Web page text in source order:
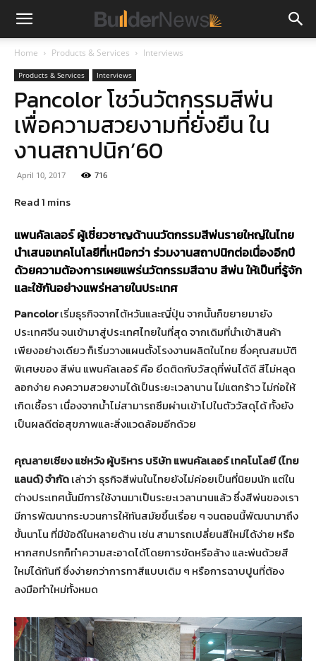
Home Products & Services Interviews
Products & Services Interviews
Pancolor โชว์นวัตกรรมสีพ่น
เพื่อความสวยงามที่ยั่งยืน ใน
งานสถาปนิก’60
April 10, 2017 716
แพนคัลเลอร์ ผู้เชี่ยวชาญด้านนวัตกรรมสีพ่นรายใหญ่ในไทย
นำเสนอเทคโนโลยีที่เหนือกว่า ร่วมงานสถาปนิกต่อเนื่องอีกปี
ด้วยความต้องการเผยแพร่นวัตกรรมสีฉาบ สีพ่น ให้เป็นที่รู้จัก
และใช้กันอย่างแพร่หลายในประเทศ
Pancolorเริ่มธุรกิจจากไต้หวันและญี่ปุ่น จากนั้นก็ขยายมายัง
ประเทศจีน จนเข้ามาสู่ประเทศไทยในที่สุด จากเดิมที่นำเข้าสินค้า
เพียงอย่างเดียว ก็เริ่มวางแผนตั้งโรงงานผลิตในไทย ซึ่งคุณสมบัติ
พิเศษของ สีพ่น แพนคัลเลอร์ คือ ยึดติดกับวัสดุที่พ่นได้ดี สีไม่หลุด
ลอกง่าย คงความสวยงามได้เป็นระยะเวลานาน ไม่แตกร้าว ไม่ก่อให้
เกิดเชื้อรา เนื่องจากน้ำไม่สามารถซึมผ่านเข้าไปในตัววัสดุได้ ทั้งยัง
เป็นผลดีต่อสุขภาพและสิ่งแวดล้อมอีกด้วย
คุณลายเซียง แซ่หวัง ผู้บริหาร บริษัท แพนคัลเลอร์ เทคโนโลยี (ไทย
แลนด์) จำกัดเล่าว่า ธุรกิจสีพ่นในไทยยังไม่ค่อยเป็นที่นิยมนัก แต่ใน
ต่างประเทศนั้นมีการใช้งานมาเป็นระยะเวลานานแล้ว ซึ่งสีพ่นของเรา
มีการพัฒนากระบวนการให้ทันสมัยขึ้นเรื่อย ๆ จนตอนนี้พัฒนามาถึง
ขั้นนาโน ที่มีข้อดีในหลายด้าน เช่น สามารถเปลี่ยนสีใหม่ได้ง่าย หรือ
หากสกปรกก็ทำความสะอาดได้โดยการขัดหรือล้าง และพ่นด้วยสี
ใหม่ได้ทันที ซึ่งง่ายกว่าการทาสีแบบเดิม ๆ หรือการฉาบปูนที่ต้อง
ลงมือทำใหม่ทั้งหมด